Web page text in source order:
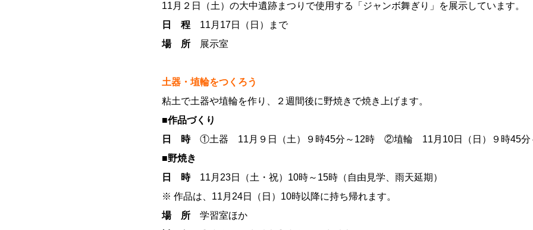
11月２日（土）の大中遺跡まつりで使用する「ジャンボ舞ぎり」を展示しています。
日 程 11月17日（日）まで
場 所 展示室
土器・埴輪をつくろう
粘土で土器や埴輪を作り、２週間後に野焼きで焼き上げます。
■作品づくり
日 時①土器 11月９日（土）９時45分～12時 ②埴輪 11月10日（日）９時45分
■野焼き
日 時11月23日（土・祝）10時～15時（自由見学、雨天延期）
※ 作品は、11月24日（日）10時以降に持ち帰れます。
場 所 学習室ほか